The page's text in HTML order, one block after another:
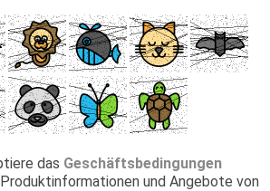
das Geschäftsbedingungen
und Angebote von